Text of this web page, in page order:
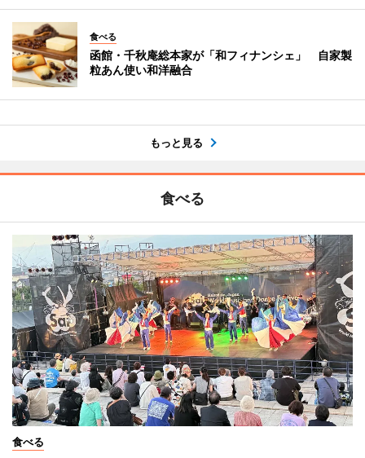
食べる
函館・千秋庵総本家が「和フィナンシェ」 自家製
粒あん使い和洋融合
もっと見る
食べる
食べる